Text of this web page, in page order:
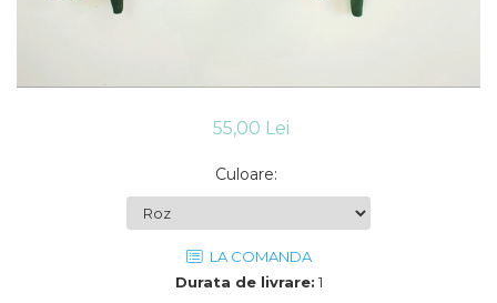
55,00 Lei
Culoare:
LA COMANDA
Durata de livrare: 1